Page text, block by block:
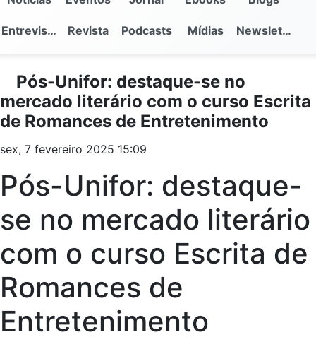
Entrevistas Revista Podcasts Mídias Newsletter
Pós-Unifor: destaque-se no
mercado literário com o curso Escrita
de Romances de Entretenimento
sex, 7 fevereiro 2025 15:09
Pós-Unifor: destaque-
se no mercado literário
com o curso Escrita de
Romances de
Entretenimento